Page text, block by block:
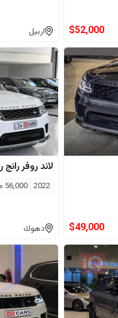
$52,000 اربيل
$49,000
لاند روفر
2022
56,000
دهوك